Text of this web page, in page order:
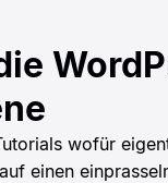
wofür
einen